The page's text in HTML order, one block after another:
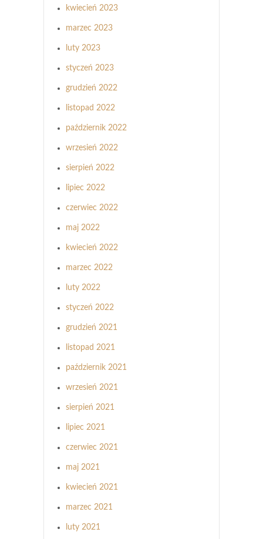
kwiecień 2023
marzec 2023
luty 2023
styczeń 2023
grudzień 2022
listopad 2022
październik 2022
wrzesień 2022
sierpień 2022
lipiec 2022
czerwiec 2022
maj 2022
kwiecień 2022
marzec 2022
luty 2022
styczeń 2022
grudzień 2021
listopad 2021
październik 2021
wrzesień 2021
sierpień 2021
lipiec 2021
czerwiec 2021
maj 2021
kwiecień 2021
marzec 2021
luty 2021